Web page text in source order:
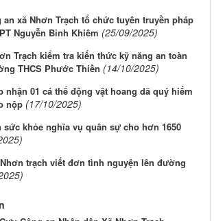
an xã Nhơn Trạch tổ chức tuyên truyền pháp
Nguyễn Bỉnh Khiêm (25/09/2025)
Trạch kiểm tra kiến thức kỹ năng an toàn
THCS Phước Thiền (14/10/2025)
nhận 01 cá thể động vật hoang dã quý hiếm
nộp (17/10/2025)
sức khỏe nghĩa vụ quân sự cho hơn 1650
trạch viết đơn tình nguyện lên đường